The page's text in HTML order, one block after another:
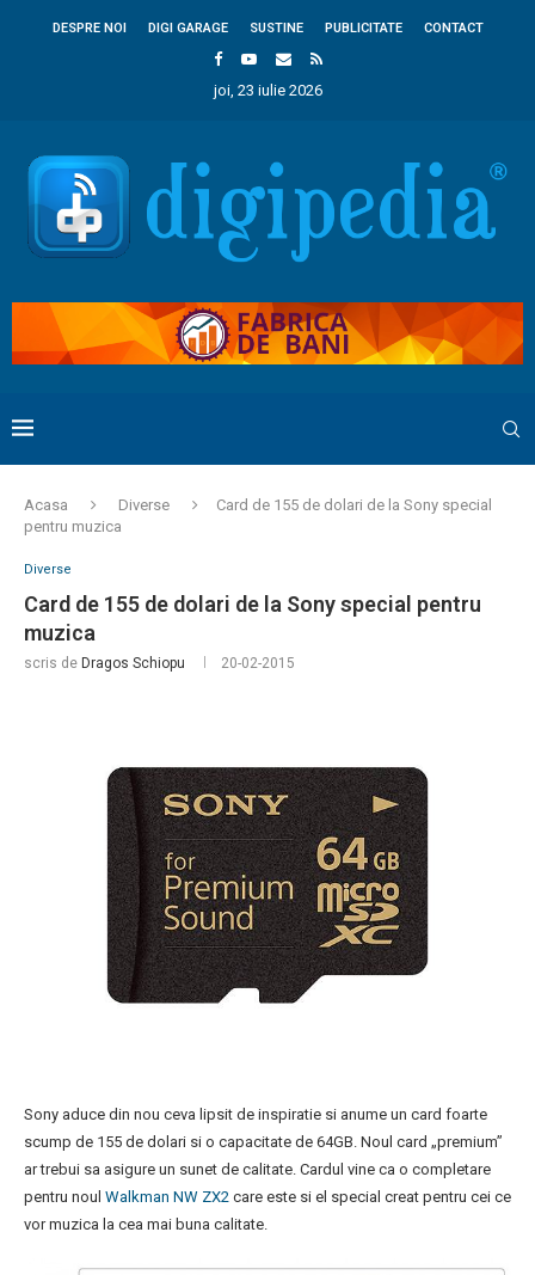
DESPRE NOI DIGI GARAGE SUSTINE PUBLICITATE CONTACT
joi, 23 iulie 2026
Acasa Diverse
Card de 155 de dolari de la Sony special
pentru muzica
Diverse
Card de 155 de dolari de la Sony special pentru
muzica
scris de Dragos Schiopu 20-02-2015
Sony aduce din nou ceva lipsit de inspiratie si anume un card foarte
scump de 155 de dolari si o capacitate de 64GB. Noul card „premium”
ar trebui sa asigure un sunet de calitate. Cardul vine ca o completare
pentru noul Walkman NW ZX2 care este si el special creat pentru cei ce
vor muzica la cea mai buna calitate.